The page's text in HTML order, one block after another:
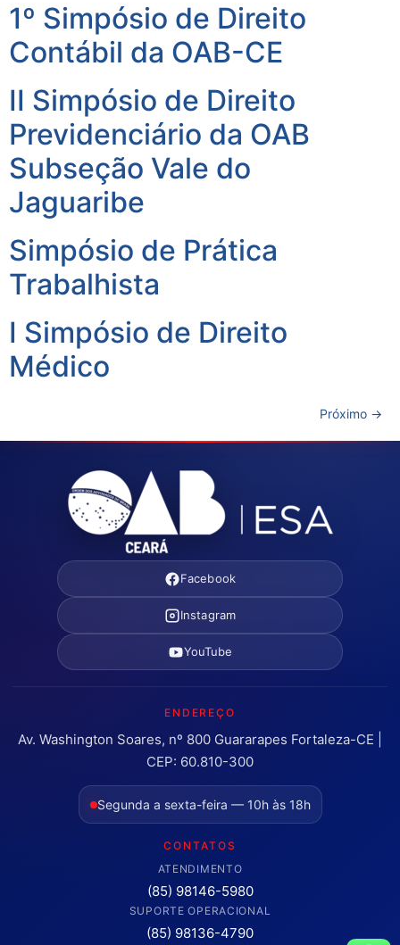
1º Simpósio de Direito
Contábil da OAB-CE
II Simpósio de Direito
Previdenciário da OAB
Subseção Vale do
Jaguaribe
Simpósio de Prática
Trabalhista
I Simpósio de Direito
Médico
Próximo →
Facebook
Instagram
YouTube
ENDEREÇO
Av. Washington Soares, nº 800 Guararapes Fortaleza-CE |
CEP: 60.810-300
Segunda a sexta-feira — 10h às 18h
CONTATOS
ATENDIMENTO
(85) 98146-5980
SUPORTE OPERACIONAL
(85) 98136-4790